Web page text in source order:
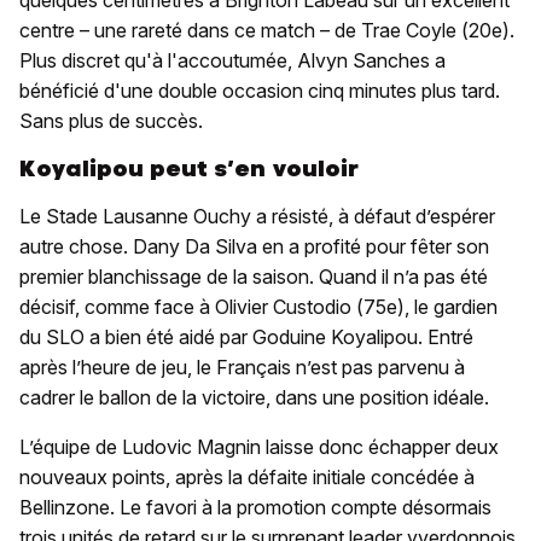
centre – une rareté dans ce match – de Trae Coyle (20e).
Plus discret qu'à l'accoutumée, Alvyn Sanches a
bénéficié d'une double occasion cinq minutes plus tard.
Sans plus de succès.
Koyalipou peut s’en vouloir
Le Stade Lausanne Ouchy a résisté, à défaut d’espérer
autre chose. Dany Da Silva en a profité pour fêter son
premier blanchissage de la saison. Quand il n’a pas été
décisif, comme face à Olivier Custodio (75e), le gardien
du SLO a bien été aidé par Goduine Koyalipou. Entré
après l’heure de jeu, le Français n’est pas parvenu à
cadrer le ballon de la victoire, dans une position idéale.
L’équipe de Ludovic Magnin laisse donc échapper deux
nouveaux points, après la défaite initiale concédée à
Bellinzone. Le favori à la promotion compte désormais